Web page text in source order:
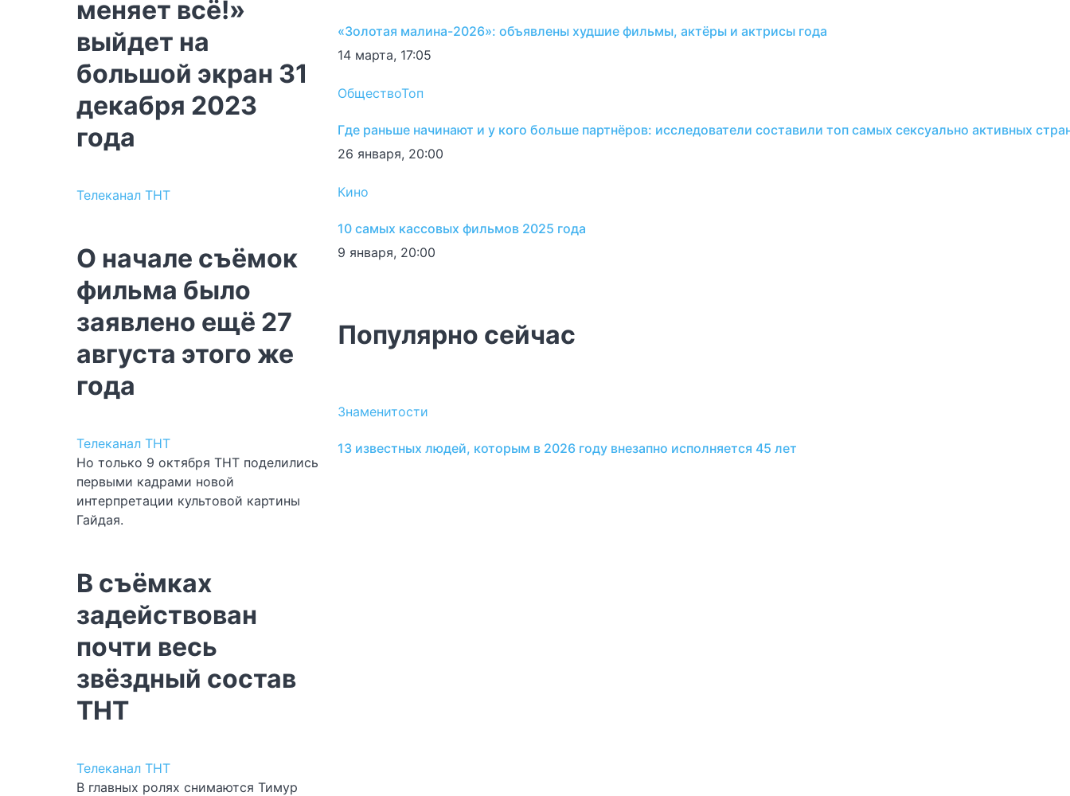
меняет всё!»
выйдет на
большой экран 31
декабря 2023
года
Телеканал ТНТ
О начале съёмок
фильма было
заявлено ещё 27
августа этого же
года
Телеканал ТНТ
Но только 9 октября ТНТ поделились
первыми кадрами новой
интерпретации культовой картины
Гайдая.
В съёмках
задействован
почти весь
звёздный состав
ТНТ
Телеканал ТНТ
В главных ролях снимаются Тимур
«Золотая малина-2026»: объявлены худшие фильмы, актёры и актрисы года
14 марта, 17:05
ОбществоТоп
Где раньше начинают и у кого больше партнёров: исследователи составили топ самых сексуально активных
26 января, 20:00
Кино
10 самых кассовых фильмов 2025 года
9 января, 20:00
Популярно сейчас
Знаменитости
13 известных людей, которым в 2026 году внезапно исполняется 45 лет